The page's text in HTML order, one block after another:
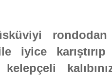
iyice
kelepçeli